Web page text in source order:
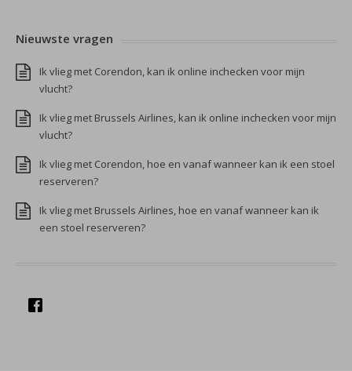
Nieuwste vragen
Ik vlieg met Corendon, kan ik online inchecken voor mijn
vlucht?
Ik vlieg met Brussels Airlines, kan ik online inchecken voor mijn
vlucht?
Ik vlieg met Corendon, hoe en vanaf wanneer kan ik een stoel
reserveren?
Ik vlieg met Brussels Airlines, hoe en vanaf wanneer kan ik
een stoel reserveren?